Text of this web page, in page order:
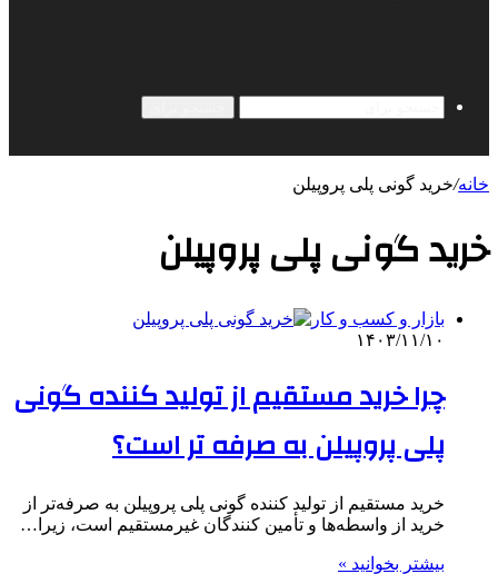
خانه/خرید گونی پلی پروپیلن
خرید گونی پلی پروپیلن
بازار و کسب و کار
۱۴۰۳/۱۱/۱۰
چرا خرید مستقیم از تولید کننده گونی
پلی پروپیلن به صرفه تر است؟
خرید مستقیم از تولید کننده گونی پلی پروپیلن به صرفه‌تر از
خرید از واسطه‌ها و تأمین ‌کنندگان غیرمستقیم است، زیرا…
بیشتر بخوانید »